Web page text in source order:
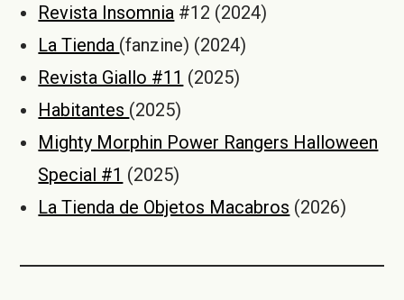
Revista Insomnia #12 (2024)
La Tienda (fanzine) (2024)
Revista Giallo #11 (2025)
Habitantes (2025)
Mighty Morphin Power Rangers Halloween
Special #1 (2025)
La Tienda de Objetos Macabros (2026)